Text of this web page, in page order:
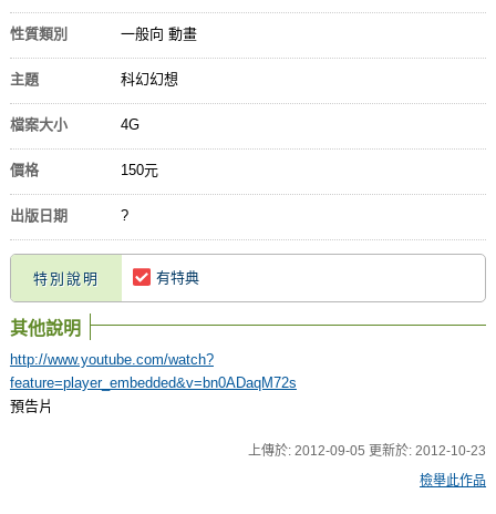
性質類別 一般向 動畫
主題 科幻幻想
檔案大小 4G
價格 150元
出版日期 ?
特別說明 有特典
其他說明
http://www.youtube.com/watch?
feature=player_embedded&v=bn0ADaqM72s
預告片
上傳於: 2012-09-05 更新於: 2012-10-23
檢舉此作品